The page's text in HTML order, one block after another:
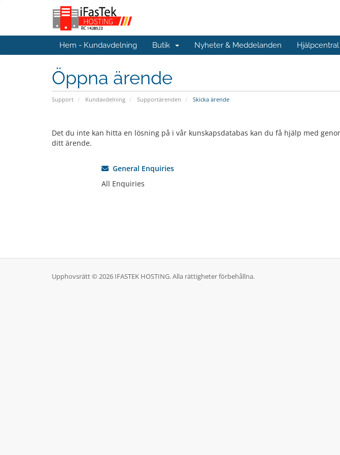
Hem - Kundavdelning Butik Nyheter & Meddelanden Hjälpcentral
Öppna ärende
Support Kundavdelning Supportärenden Skicka ärende
Det du inte kan hitta en lösning på i vår kunskapsdatabas kan du få hjälp med
ditt ärende.
General Enquiries
All Enquiries
Upphovsrätt © 2026 IFASTEK HOSTING. Alla rättigheter förbehållna.